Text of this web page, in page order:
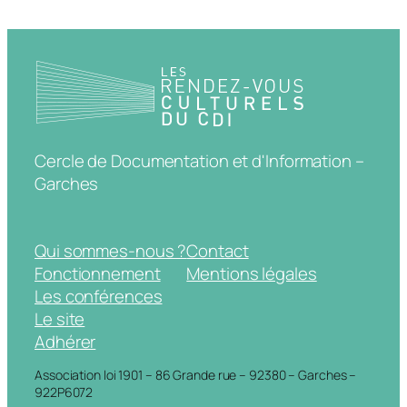
Cercle de Documentation et d'Information –
Garches
Qui sommes-nous ?
Fonctionnement
Les conférences
Le site
Adhérer
Contact
Mentions légales
Association loi 1901 – 86 Grande rue – 92380 – Garches –
922P6072